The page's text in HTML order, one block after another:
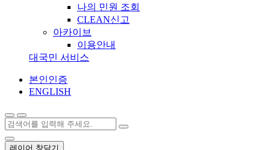
나의 민원 조회
CLEAN신고
아카이브
이용안내
대국민 서비스
본인인증
ENGLISH
레이어 창닫기